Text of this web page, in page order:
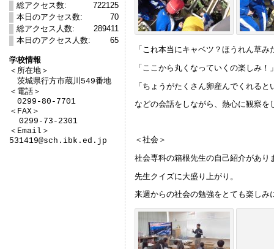
722125
総アクセス数:
70
本日のアクセス数:
289411
総アクセス人数:
65
本日のアクセス人数:
学校情報
＜所在地＞
茨城県行方市蔵川549番地
＜電話＞
0299-80-7701
＜FAX＞
＜Email＞
531419@sch.ibk.ed.jp
「これ本当にキャベツ？ほうれん草み
「ここから丸くなっていくの楽しみ！
「ちょうがたくさん卵産んでくれると
などの会話をしながら、熱心に観察を
＜社会＞
社会専科の箱根先生の自己紹介があり
先生クイズに大盛り上がり。
来週からの社会の勉強をとても楽しみ